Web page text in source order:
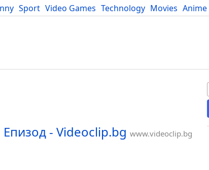
Sport Video Games Technology Movies Anime
- Videoclip.bg www.videoclip.bg